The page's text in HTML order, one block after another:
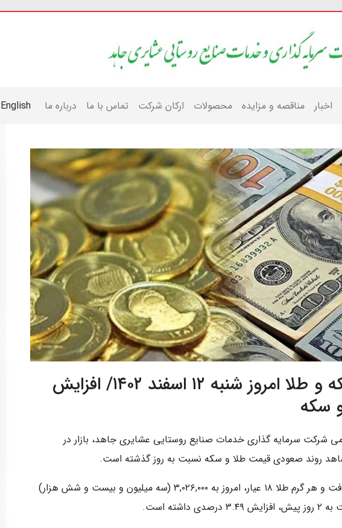
اخبار مناقصه و مزایده محصولات ارکان شرکت تماس با ما درباره ما English
نرخ ارز ، سکه و طلا امروز شنبه ۱۲ اسفند ۱۴۰۲/ افزایش
سکه
شرکت سرمایه گذاری خدمات صنایع روستایی عشایری جاهد، بازار در
روند صعودی قیمت طلا و سکه نسبت به روز گذشته است.
قیمت طلا افزایش یافت و هر گرم طلا ۱۸ عیار، امروز به ۳,۰۲۶,۰۰۰ (سه میلیون و بیست و شش هزار)
است.